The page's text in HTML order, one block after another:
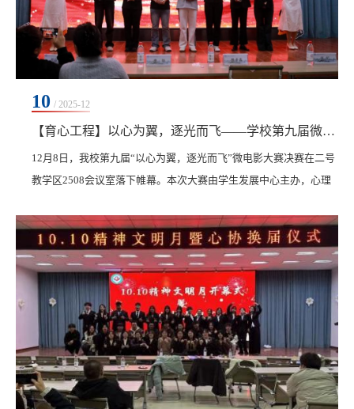
10 / 2025-12
【育心工程】以心为翼，逐光而飞——学校第九届微电影大赛圆满落幕
12月8日，我校第九届“以心为翼，逐光而飞”微电影大赛决赛在二号
教学区2508会议室落下帷幕。本次大赛由学生发展中心主办，心理
术，探索青春心灵，传递成长力量。校党委副书记、纪委书记、副
校长陈景鑫，学生发展中心主任康静、教师艾涵塽参会。本次大赛
邀请土木与管理学院辅导员王丽伟、机电学院辅导员王虹、医学院
辅导员江丽娜、信息学院辅导员陈星月担任评委，全校...